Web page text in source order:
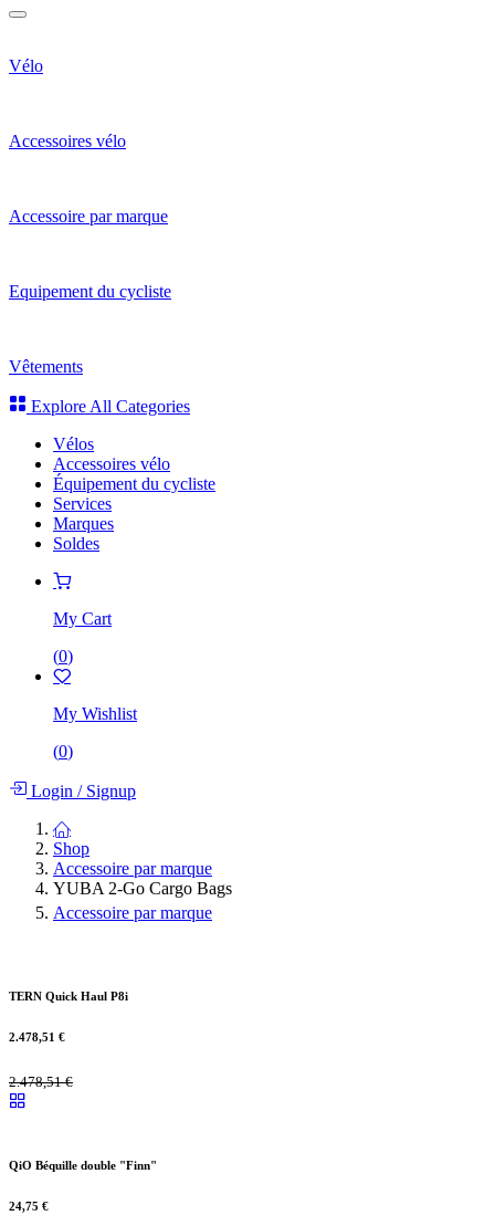
Vélo
Accessoires vélo
Accessoire par marque
Equipement du cycliste
Vêtements
Explore All Categories
Vélos
Accessoires vélo
Équipement du cycliste
Services
Marques
Soldes
My Cart
(0)
My Wishlist
(0)
Login /Signup
Shop
Accessoire par marque
YUBA 2-Go Cargo Bags
Accessoire par marque
TERN Quick Haul P8i
2.478,51 €
2.478,51€
QiO Béquille double "Finn"
24,75 €